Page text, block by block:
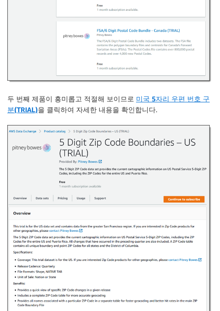
두 번째 제품이 흥미롭고 적절해 보이므로 미국 5자리 우편 번호 구
분(TRIAL)을 클릭하여 자세한 내용을 확인합니다.